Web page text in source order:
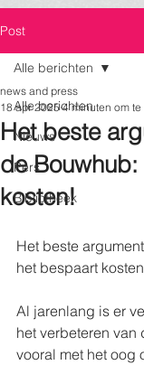
Post
Alle berichten
Nieuws
Pers
Bibliotheek
Alle berichten
Het beste
de
kosten!
news and press
18 apr 2025 4 minuten om te
Het beste
het bespaart kosten
Al jarenlang is er
het verbeteren
vooral met het oog